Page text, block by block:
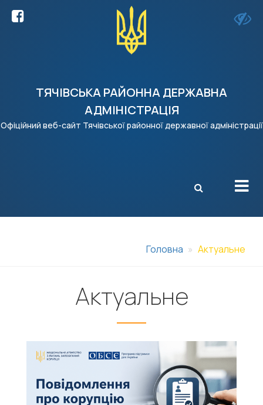
ТЯЧІВСЬКА РАЙОННА ДЕРЖАВНА
АДМІНІСТРАЦІЯ
Офіційний веб-сайт Тячівської районної державної адміністрації
X
Головна Актуальне
Актуальне